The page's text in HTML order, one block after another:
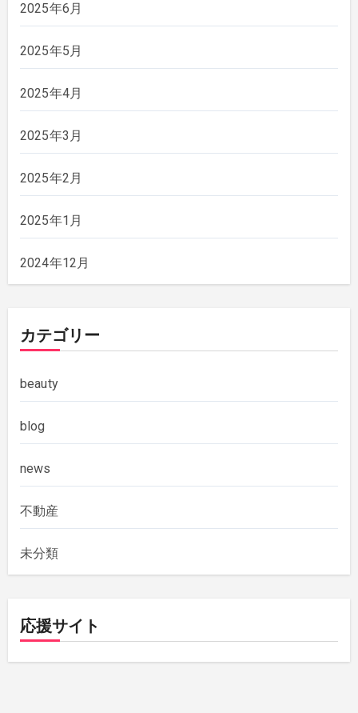
2025年6月
2025年5月
2025年4月
2025年3月
2025年2月
2025年1月
2024年12月
カテゴリー
beauty
blog
news
不動産
未分類
応援サイト